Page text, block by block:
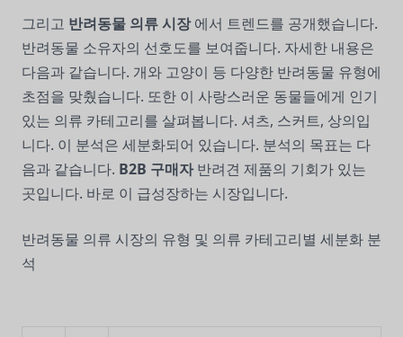
그리고 반려동물 의류 시장에서 트렌드를 공개했습니다.
반려동물 소유자의 선호도를 보여줍니다. 자세한 내용은
다음과 같습니다. 개와 고양이 등 다양한 반려동물 유형에
초점을 맞췄습니다. 또한 이 사랑스러운 동물들에게 인기
있는 의류 카테고리를 살펴봅니다. 셔츠, 스커트, 상의입
니다. 이 분석은 세분화되어 있습니다. 분석의 목표는 다
음과 같습니다. B2B 구매자반려견 제품의 기회가 있는
곳입니다. 바로 이 급성장하는 시장입니다.
반려동물 의류 시장의 유형 및 의류 카테고리별 세분화 분
석